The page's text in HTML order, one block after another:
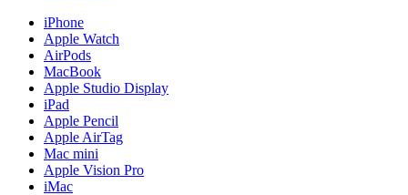
iPhone
Apple Watch
AirPods
MacBook
Apple Studio Display
iPad
Apple Pencil
Apple AirTag
Mac mini
Apple Vision Pro
iMac